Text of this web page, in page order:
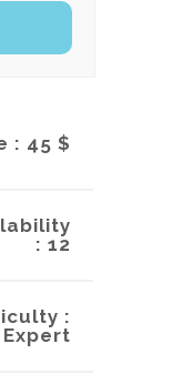
: 45 $
: 12
:
Expert